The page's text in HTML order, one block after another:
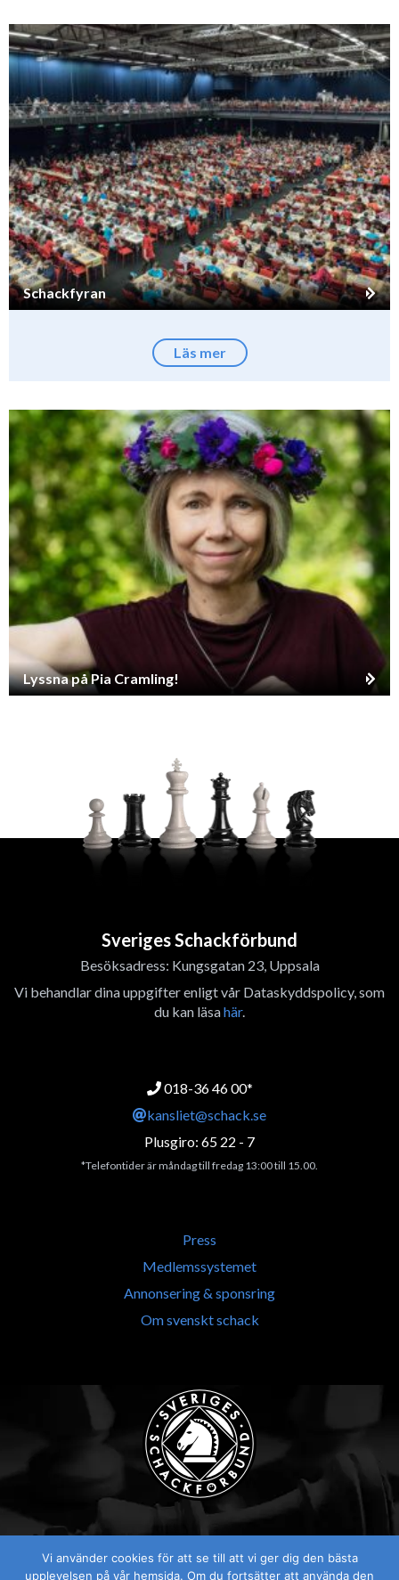
Schackfyran
Läs mer
Lyssna på Pia Cramling!
Sveriges Schackförbund
Besöksadress: Kungsgatan 23, Uppsala
Vi behandlar dina uppgifter enligt vår Dataskyddspolicy, som
du kan läsahär.
018-36 46 00*
kansliet@schack.se
Plusgiro: 65 22 - 7
*Telefontider är måndag till fredag 13:00 till 15.00.
Press
Medlemssystemet
Annonsering & sponsring
Om svenskt schack
Visselblåsaren
Vi använder cookies för att se till att vi ger dig den bästa
upplevelsen på vår hemsida. Om du fortsätter att använda den